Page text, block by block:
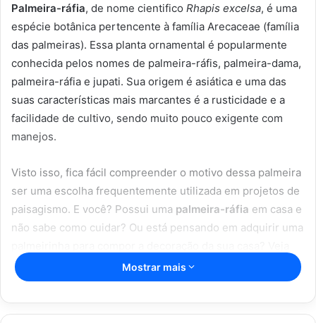
Palmeira-ráfia, de nome cientifico Rhapis excelsa, é uma
espécie botânica pertencente à família Arecaceae (família
das palmeiras). Essa planta ornamental é popularmente
conhecida pelos nomes de palmeira-ráfis, palmeira-dama,
palmeira-ráfia e jupati. Sua origem é asiática e uma das
suas características mais marcantes é a rusticidade e a
facilidade de cultivo, sendo muito pouco exigente com
manejos.
Visto isso, fica fácil compreender o motivo dessa palmeira
ser uma escolha frequentemente utilizada em projetos de
paisagismo. E você? Possui uma palmeira-ráfia em casa e
não sabe como cuidar? Ou está pensando em adquirir uma
abaixo um guia completo sobre essa palmeira:
Artigos relacionados
Mostrar mais